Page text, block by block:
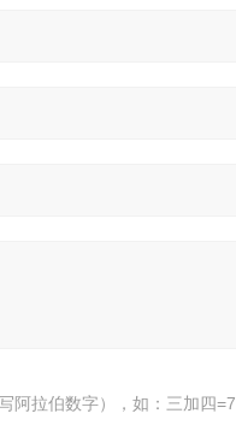
阿拉伯数字），如：三加四=7